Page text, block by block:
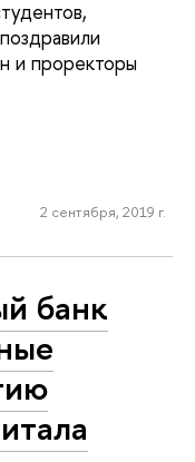
и проректоры
2 сентября, 2019 г.
банк